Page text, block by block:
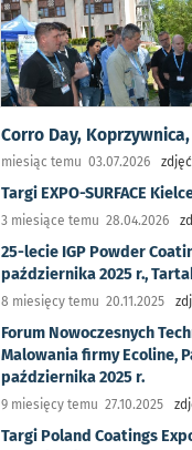
Corro Day, Koprzywnica,
miesiąc temu 03.07.2026
Targi EXPO-SURFACE
3 miesiące temu 28.04.2026
25-lecie IGP Powder
października 2025 r.,
8 miesięcy temu 20.11.2025
Forum Nowoczesnych
Malowania firmy Ecoline,
października 2025 r.
9 miesięcy temu 27.10.2025
Targi Poland Coatings